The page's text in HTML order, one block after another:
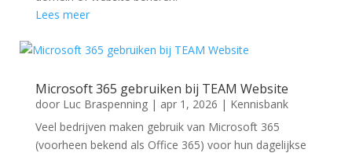
Lees meer
Microsoft 365 gebruiken bij TEAM Website
door Luc Braspenning| apr 1, 2026 | Kennisbank
Veel bedrijven maken gebruik van Microsoft 365
(voorheen bekend als Office 365) voor hun dagelijkse